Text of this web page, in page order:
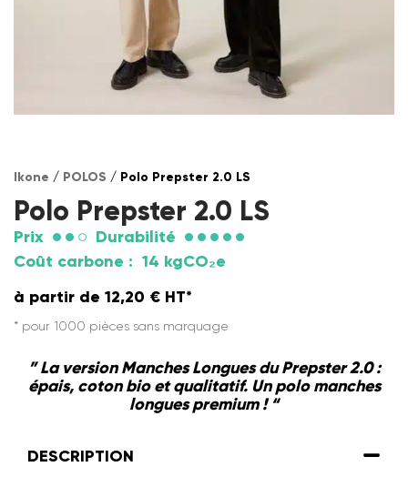
Ikone / POLOS / Polo Prepster 2.0 LS
Polo Prepster 2.0 LS
Prix
Durabilité
Coût carbone : 14 kgCO₂e
à partir de 12,20 € HT*
* pour 1000 pièces sans marquage
” La version Manches Longues du Prepster 2.0 :
épais, coton bio et qualitatif. Un polo manches
longues premium ! “
DESCRIPTION